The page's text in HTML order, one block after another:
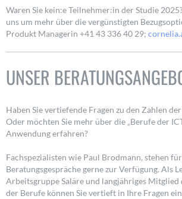
Waren Sie kein:e Teilnehmer:in der Studie
uns um mehr über die vergünstigten
Produkt Managerin +41 43 336 40 29;
UNSER
Haben Sie vertiefende Fragen zu den Zahlen
Oder möchten Sie mehr über die „Berufe der
Anwendung erfahren?
Fachspezialisten wie Paul Brodmann, stehen
Beratungsgespräche gerne zur Verfügung. Als
Arbeitsgruppe Saläre und langjähriges
der Berufe können Sie vertieft in Ihre Fragen